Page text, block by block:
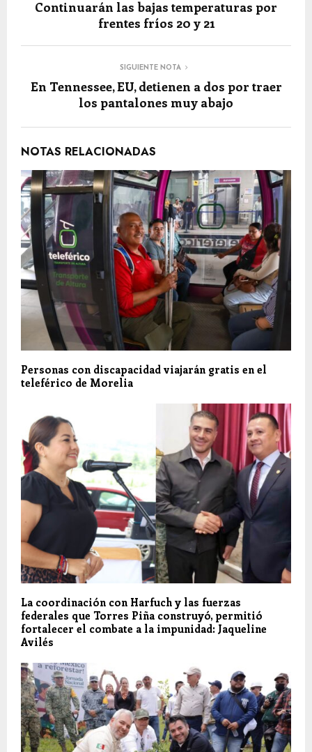
Continuarán las bajas temperaturas por
frentes fríos 20 y 21
SIGUIENTE NOTA
En Tennessee, EU, detienen a dos por traer
los pantalones muy abajo
NOTAS RELACIONADAS
Personas con discapacidad viajarán gratis en el
teleférico de Morelia
La coordinación con Harfuch y las fuerzas
federales que Torres Piña construyó, permitió
fortalecer el combate a la impunidad: Jaqueline
Avilés